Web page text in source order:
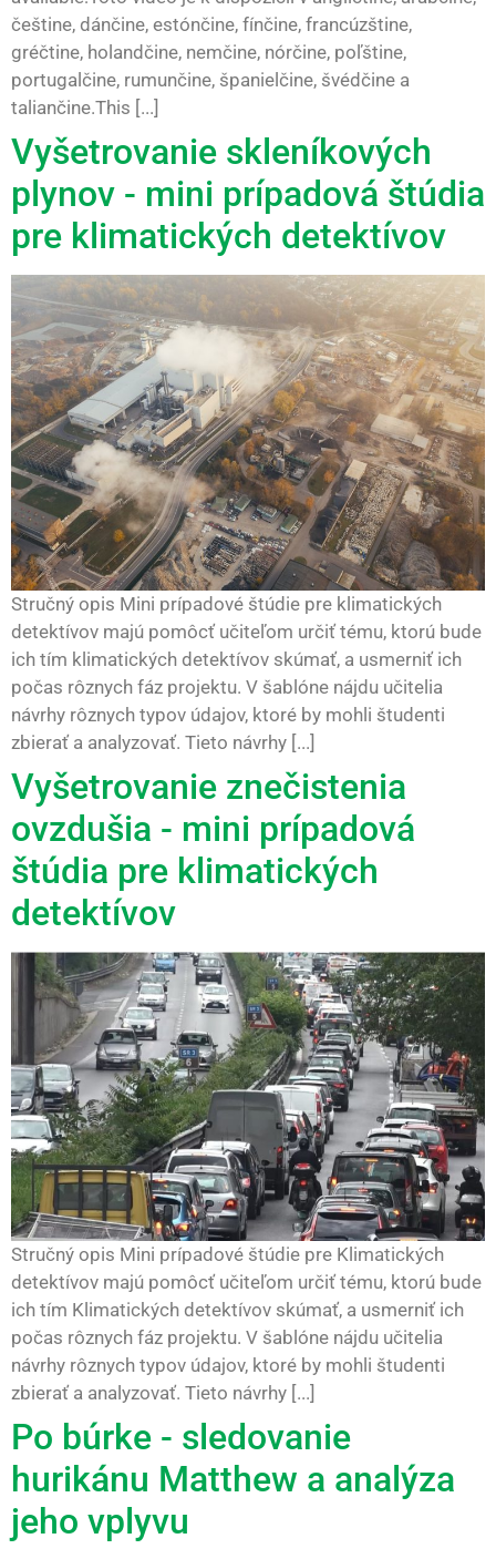
češtine, dánčine, estónčine, fínčine, francúzštine,
gréčtine, holandčine, nemčine, nórčine, poľštine,
portugalčine, rumunčine, španielčine, švédčine a
taliančine.This [...]
Vyšetrovanie skleníkových
plynov - mini prípadová štúdia
pre klimatických detektívov
Stručný opis Mini prípadové štúdie pre klimatických
detektívov majú pomôcť učiteľom určiť tému, ktorú bude
ich tím klimatických detektívov skúmať, a usmerniť ich
počas rôznych fáz projektu. V šablóne nájdu učitelia
návrhy rôznych typov údajov, ktoré by mohli študenti
zbierať a analyzovať. Tieto návrhy [...]
Vyšetrovanie znečistenia
ovzdušia - mini prípadová
štúdia pre klimatických
detektívov
Stručný opis Mini prípadové štúdie pre Klimatických
detektívov majú pomôcť učiteľom určiť tému, ktorú bude
ich tím Klimatických detektívov skúmať, a usmerniť ich
počas rôznych fáz projektu. V šablóne nájdu učitelia
návrhy rôznych typov údajov, ktoré by mohli študenti
zbierať a analyzovať. Tieto návrhy [...]
Po búrke - sledovanie
hurikánu Matthew a analýza
jeho vplyvu